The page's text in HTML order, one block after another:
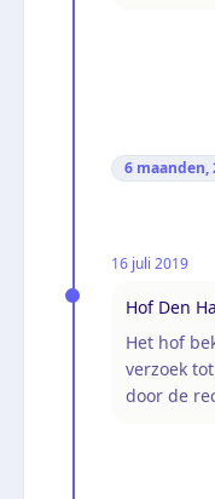
6 maanden,
16 juli 2019
Hof Den
Het hof
verzoek
door de